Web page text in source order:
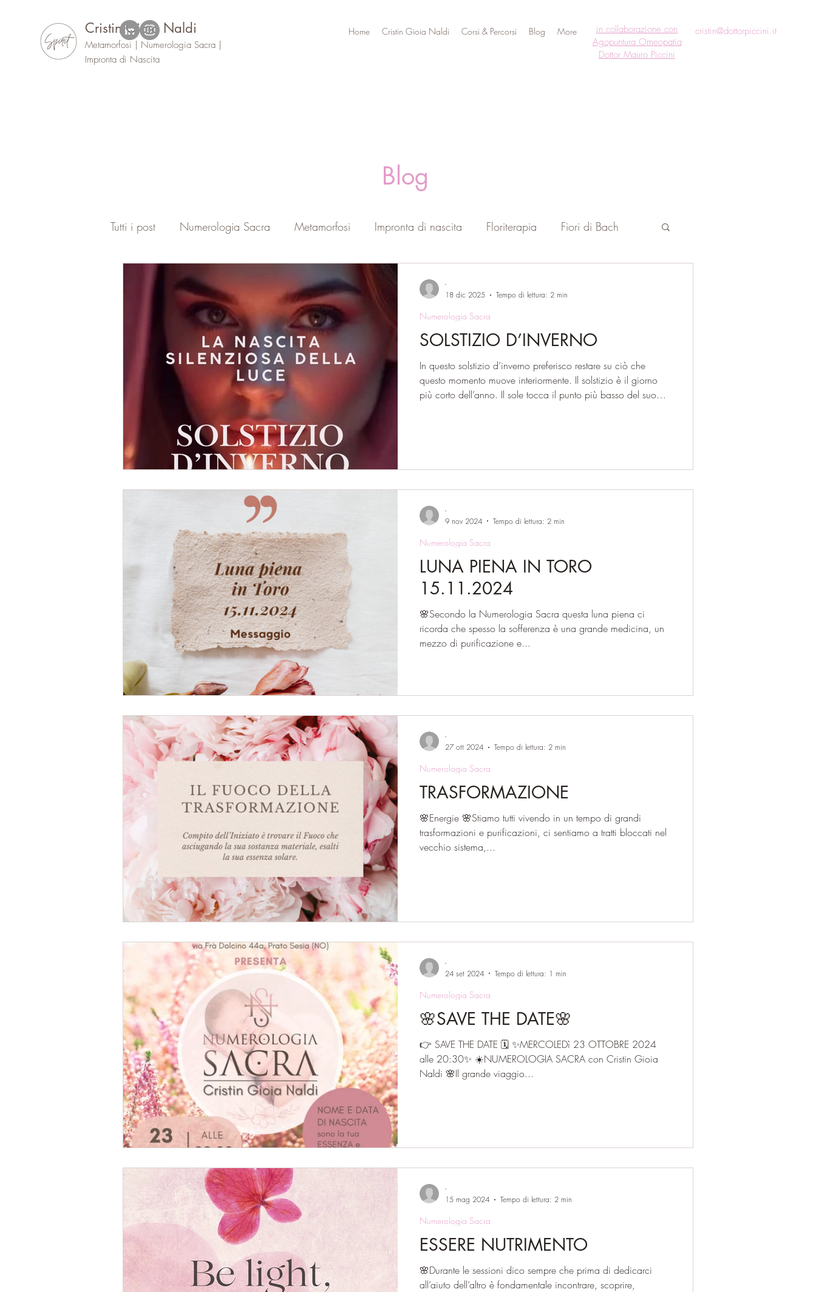
Cristin Gioia Naldi
Metamorfosi | Numerologia Sacra |
Impronta di Nascita
Home Cristin Gioia Naldi Corsi & Percorsi Blog More
in collaborazione con
Agopuntura Omeopatia
Dottor Mauro Piccini
cristin@dottorpiccini.it
Blog
Tutti i post Numerologia Sacra Metamorfosi Impronta di nascita Floriterapia Fiori di Bach
Oracolo
SOLSTIZIO D’INVERNO
In questo solstizio d’inverno preferisco restare su ciò che
questo momento muove interiormente. Il solstizio è il giorno
più corto dell’anno. Il sole tocca il punto più basso del suo
giorno, parla della capacità di vedere con chiarezza, senza
Numerologia Sacra
-
18 dic 2025
Tempo di lettura: 2 min
LUNA PIENA IN TORO
15.11.2024
🌸Secondo la Numerologia Sacra questa luna piena ci
ricorda che spesso la sofferenza è una grande medicina, un
mezzo di purificazione e...
Numerologia Sacra
-
9 nov 2024
Tempo di lettura: 2 min
TRASFORMAZIONE
🌸Energie 🌸Stiamo tutti vivendo in un tempo di grandi
trasformazioni e purificazioni, ci sentiamo a tratti bloccati nel
vecchio sistema,...
Numerologia Sacra
-
27 ott 2024
Tempo di lettura: 2 min
🌸SAVE THE DATE🌸
👉 SAVE THE DATE 🗓️ ✨MERCOLEDì 23 OTTOBRE 2024
alle 20:30✨ ☀️NUMEROLOGIA SACRA con Cristin Gioia
Naldi 🌸Il grande viaggio...
Numerologia Sacra
-
24 set 2024
Tempo di lettura: 1 min
ESSERE NUTRIMENTO
🌸Durante le sessioni dico sempre che prima di dedicarci
all’aiuto dell’altro è fondamentale incontrare, scoprire,
Numerologia Sacra
-
15 mag 2024
Tempo di lettura: 2 min